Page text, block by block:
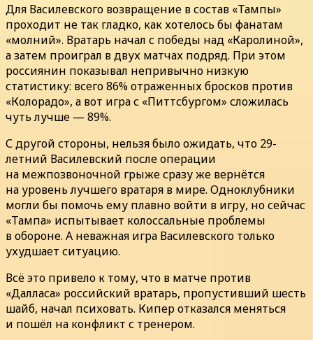
Для Василевского возвращение в состав «Тампы»
проходит не так гладко, как хотелось бы фанатам
«молний». Вратарь начал с победы над «Каролиной»,
а затем проиграл в двух матчах подряд. При этом
россиянин показывал непривычно низкую
статистику: всего 86% отраженных бросков против
«Колорадо», а вот игра с «Питтсбургом» сложилась
чуть лучше — 89%.
С другой стороны, нельзя было ожидать, что 29-
летний Василевский после операции
на межпозвоночной грыже сразу же вернётся
на уровень лучшего вратаря в мире. Одноклубники
могли бы помочь ему плавно войти в игру, но сейчас
«Тампа» испытывает колоссальные проблемы
в обороне. А неважная игра Василевского только
ухудшает ситуацию.
Всё это привело к тому, что в матче против
«Далласа» российский вратарь, пропустивший шесть
шайб, начал психовать. Кипер отказался меняться
и пошёл на конфликт с тренером.